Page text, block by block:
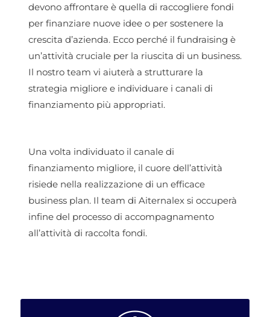
devono affrontare è quella di raccogliere fondi
per finanziare nuove idee o per sostenere la
crescita d’azienda. Ecco perché il fundraising è
un’attività cruciale per la riuscita di un business.
Il nostro team vi aiuterà a strutturare la
strategia migliore e individuare i canali di
finanziamento più appropriati.
Una volta individuato il canale di
finanziamento migliore, il cuore dell’attività
risiede nella realizzazione di un efficace
business plan. Il team di Aiternalex si occuperà
infine del processo di accompagnamento
all’attività di raccolta fondi.